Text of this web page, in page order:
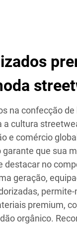
na confecção
cultura
e comércio
que sua
destacar no
geração,
premium,
orgânico.